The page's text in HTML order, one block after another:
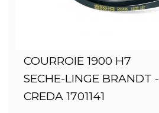
COURROIE 1900 H7
SECHE-LINGE BRANDT -
CREDA 1701141